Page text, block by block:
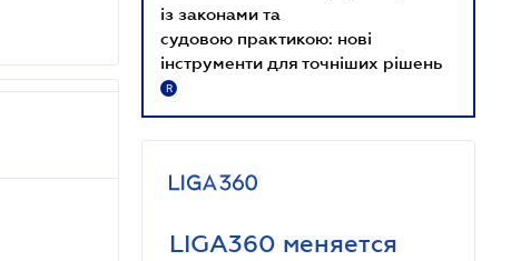
із законами та
судовою практикою: нові
інструменти для точніших рішень
R
LIGA360 меняется